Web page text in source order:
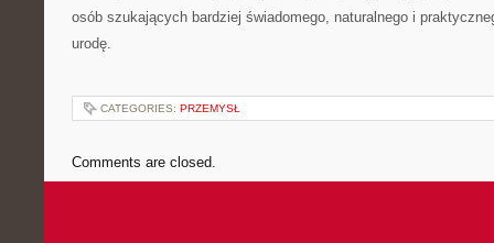
osób szukających bardziej świadomego, naturalnego i
urodę.
CATEGORIES: PRZEMYSŁ
Comments are closed.